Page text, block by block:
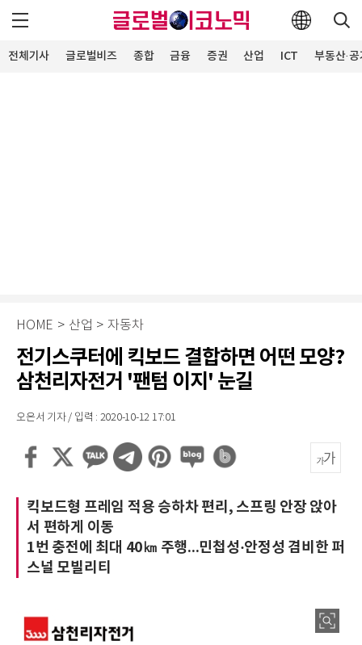
전체기사 글로벌비즈 종합 금융 증권 산업 ICT 부동산·
HOME > 산업 > 자동차
전기스쿠터에 킥보드 결합하면 어떤 모양?
삼천리자전거 '팬텀 이지' 눈길
오은서 기자 / 입력 : 2020-10-12 17:01
킥보드형 프레임 적용 승하차 편리, 스프링 안장 앉아
서 편하게 이동
1번 충전에 최대 40㎞ 주행...민첩성·안정성 겸비한 퍼
스널 모빌리티